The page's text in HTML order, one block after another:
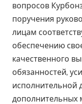
вопросов
поручения
лицам
обеспечению
качественного
обязанностей,
исполнительной
дополнительных